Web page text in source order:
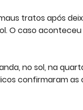
tratos após
O caso
no sol, na
confirmaram as